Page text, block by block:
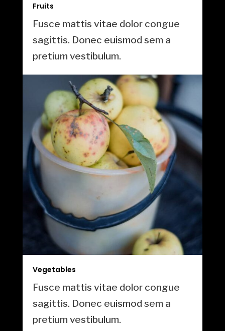
Fruits
Fusce mattis vitae dolor congue
sagittis. Donec euismod sem a
pretium vestibulum.
Vegetables
Fusce mattis vitae dolor congue
sagittis. Donec euismod sem a
pretium vestibulum.